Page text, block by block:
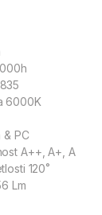
6000K
& PC
A++, A+, A
120˚
Lm